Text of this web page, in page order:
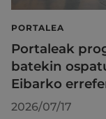
PORTALEA
Portaleak
batekin
Eibarko
2026/07/17